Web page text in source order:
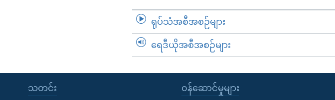
ရုပ်သံအစီအစဉ်များ
ရေဒီယိုအစီအစဉ်များ
သတင်း ၀န်ဆောင်မှုများ